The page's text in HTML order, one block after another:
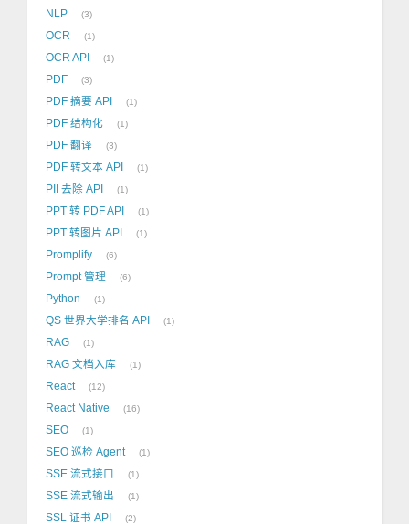
NLP 3
OCR 1
OCR API 1
PDF 3
PDF 摘要 API 1
PDF 结构化 1
PDF 翻译 3
PDF 转文本 API 1
PII 去除 API 1
PPT 转 PDF API 1
PPT 转图片 API 1
Promplify 6
Prompt 管理 6
Python 1
QS 世界大学排名 API 1
RAG 1
RAG 文档入库 1
React 12
React Native 16
SEO 1
SEO 巡检 Agent 1
SSE 流式接口 1
SSE 流式输出 1
SSL 证书 API 2